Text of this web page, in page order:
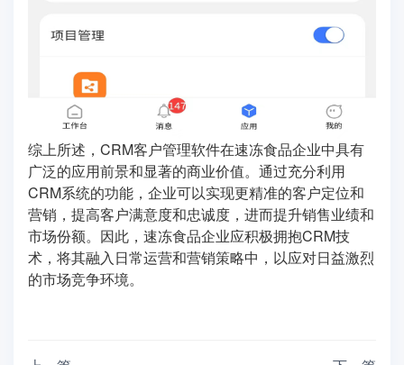
综上所述，CRM客户管理软件在速冻食品企业中具有
广泛的应用前景和显著的商业价值。通过充分利用
CRM系统的功能，企业可以实现更精准的客户定位和
营销，提高客户满意度和忠诚度，进而提升销售业绩和
市场份额。因此，速冻食品企业应积极拥抱CRM技
术，将其融入日常运营和营销策略中，以应对日益激烈
的市场竞争环境。